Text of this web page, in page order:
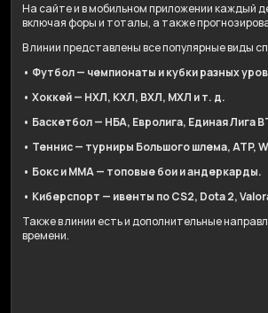
На сайте и в мобильном приложении каждый
включая форы и тоталы, а также
В линии представлены все популярные виды
• Футбол — чемпионаты и кубки разных
• Хоккей — НХЛ, КХЛ, ВХЛ, МХЛ и т. д.
• Баскетбол — НБА, Евролига, Единая Лига
• Теннис — турниры Большого шлема, ATP,
• Бокс и ММА — топовые бои и андеркарды.
• Киберспорт — ивенты по CS2, Dota 2,
Также в линии есть и дополнительные
времени.